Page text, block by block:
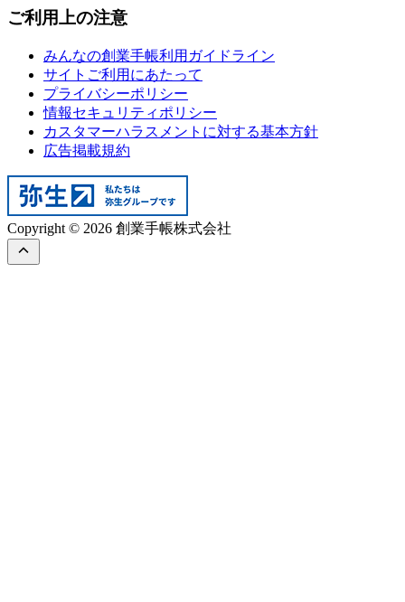
ご利用上の注意
みんなの創業手帳利用ガイドライン
サイトご利用にあたって
プライバシーポリシー
情報セキュリティポリシー
カスタマーハラスメントに対する基本方針
広告掲載規約
Copyright © 2026 創業手帳株式会社